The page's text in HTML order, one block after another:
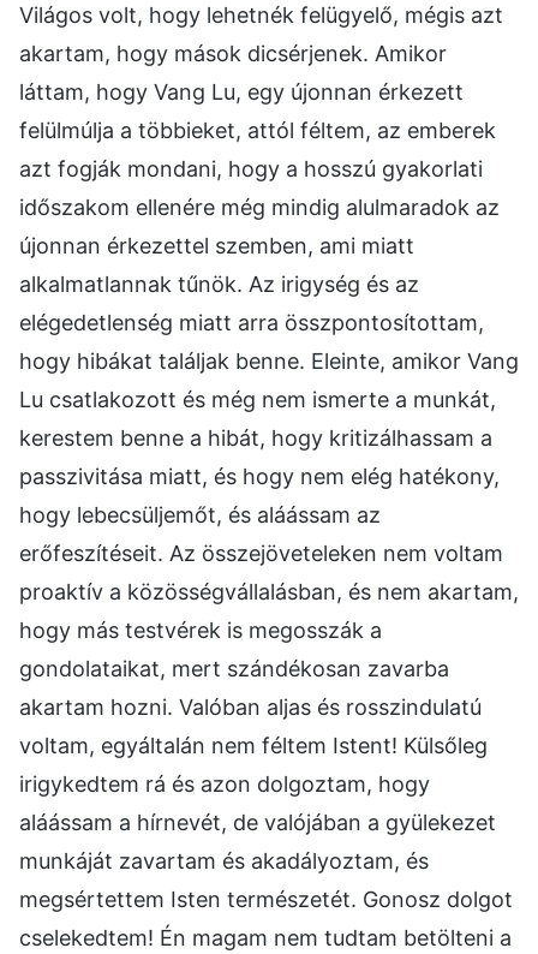
Világos volt, hogy lehetnék felügyelő, mégis azt
akartam, hogy mások dicsérjenek. Amikor
láttam, hogy Vang Lu, egy újonnan érkezett
felülmúlja a többieket, attól féltem, az emberek
azt fogják mondani, hogy a hosszú gyakorlati
időszakom ellenére még mindig alulmaradok az
újonnan érkezettel szemben, ami miatt
alkalmatlannak tűnök. Az irigység és az
elégedetlenség miatt arra összpontosítottam,
hogy hibákat találjak benne. Eleinte, amikor Vang
Lu csatlakozott és még nem ismerte a munkát,
kerestem benne a hibát, hogy kritizálhassam a
passzivitása miatt, és hogy nem elég hatékony,
hogy lebecsüljemőt, és aláássam az
erőfeszítéseit. Az összejöveteleken nem voltam
proaktív a közösségvállalásban, és nem akartam,
hogy más testvérek is megosszák a
gondolataikat, mert szándékosan zavarba
akartam hozni. Valóban aljas és rosszindulatú
voltam, egyáltalán nem féltem Istent! Külsőleg
irigykedtem rá és azon dolgoztam, hogy
aláássam a hírnevét, de valójában a gyülekezet
munkáját zavartam és akadályoztam, és
megsértettem Isten természetét. Gonosz dolgot
cselekedtem! Én magam nem tudtam betölteni a